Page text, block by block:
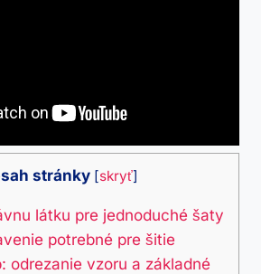
stránky [skryť]
látku pre jednoduché šaty
potrebné pre šitie
odrezanie vzoru a základné